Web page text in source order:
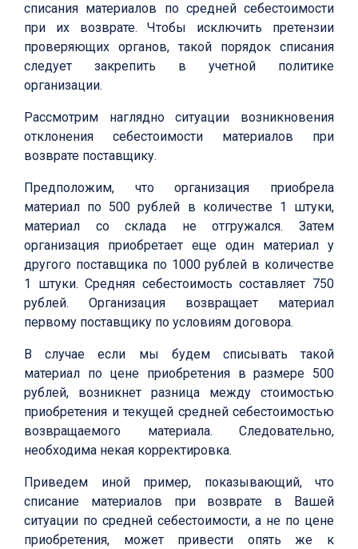
списания материалов по средней себестоимости
при их возврате. Чтобы исключить претензии
проверяющих органов, такой порядок списания
следует закрепить в учетной политике
организации.
Рассмотрим наглядно ситуации возникновения
отклонения себестоимости материалов при
возврате поставщику.
Предположим, что организация приобрела
материал по 500 рублей в количестве 1 штуки,
материал со склада не отгружался. Затем
организация приобретает еще один материал у
другого поставщика по 1000 рублей в количестве
1 штуки. Средняя себестоимость составляет 750
рублей. Организация возвращает материал
первому поставщику по условиям договора.
В случае если мы будем списывать такой
материал по цене приобретения в размере 500
рублей, возникнет разница между стоимостью
приобретения и текущей средней себестоимостью
возвращаемого материала. Следовательно,
необходима некая корректировка.
Приведем иной пример, показывающий, что
списание материалов при возврате в Вашей
ситуации по средней себестоимости, а не по цене
приобретения, может привести опять же к